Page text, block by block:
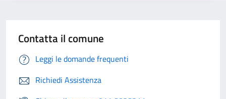
Contatta il comune
Leggi le domande frequenti
Richiedi Assistenza